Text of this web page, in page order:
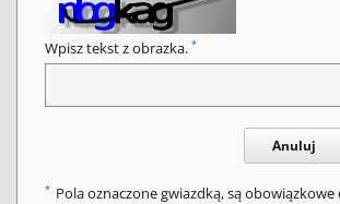
Wpisz tekst z obrazka. *
Anuluj
* Pola oznaczone gwiazdką, są obowiązkowe